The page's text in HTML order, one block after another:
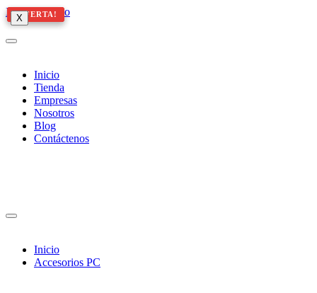
Ir al contenido
Inicio
Tienda
Empresas
Nosotros
Blog
Contáctenos
X
Inicio
Accesorios PC
X
X
¡OFERTA!
¡OFERTA!
¡OFERTA!